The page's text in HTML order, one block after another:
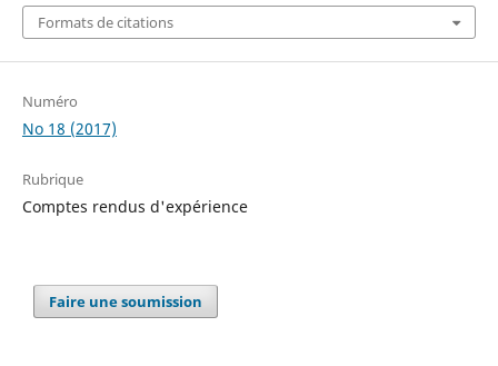
Formats de citations
Numéro
No 18 (2017)
Rubrique
Comptes rendus d'expérience
Faire une soumission